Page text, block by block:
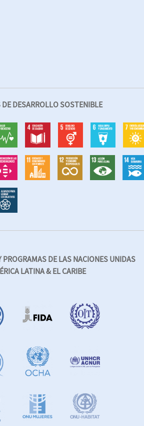
DESARROLLO SOSTENIBLE
PROGRAMAS DE LAS NACIONES UNIDAS
LATINA & EL CARIBE